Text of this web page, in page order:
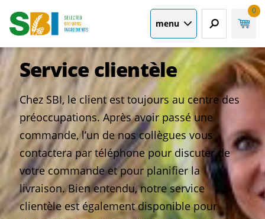
menu
0
Service clientèle
Chez SBI, le client est toujours au centre des
préoccupations. Après avoir passé une
commande, l’un de nos collègues vous
contactera par téléphone pour discuter de
votre commande et pour planifier la
livraison. Bien entendu, notre service
clientèle est également disponible pour